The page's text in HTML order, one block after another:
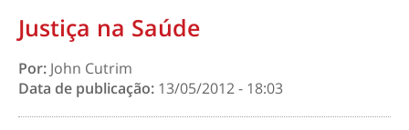
Justiça na Saúde
Por: John Cutrim
Data de publicação: 13/05/2012 - 18:03